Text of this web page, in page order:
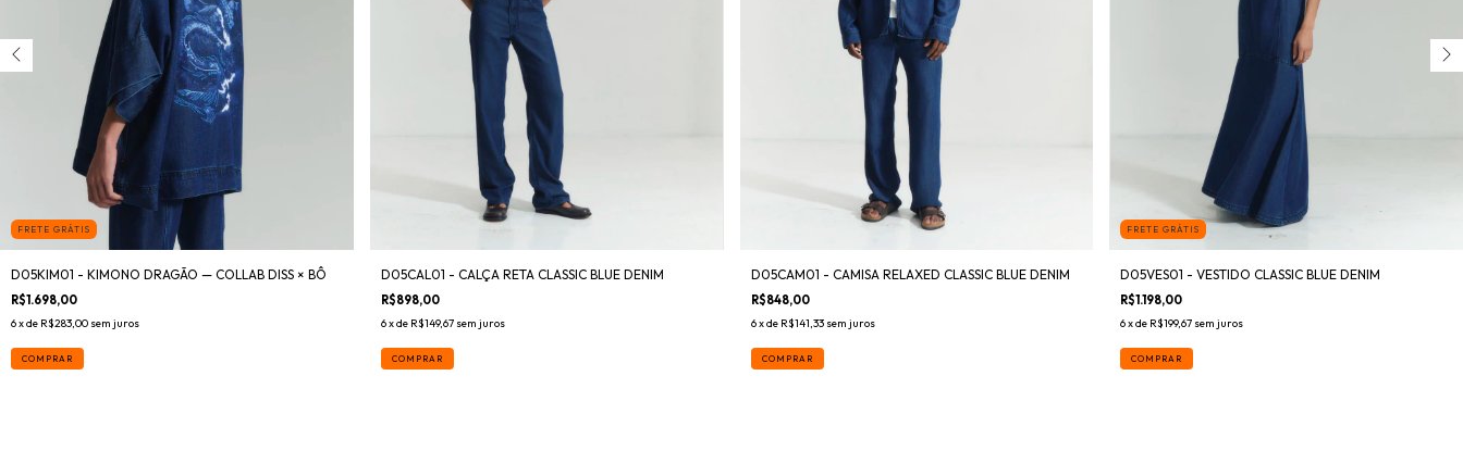
FRETE GRÁTIS
D05KIM01 - KIMONO DRAGÃO — COLLAB DISS × BÔ
R$1.698,00
6x de R$283,00 sem juros
COMPRAR
D05CAL01 - CALÇA RETA CLASSIC BLUE DENIM
R$898,00
6x de R$149,67 sem juros
COMPRAR
D05CAM01 - CAMISA RELAXED CLASSIC BLUE DENIM
R$848,00
6x de R$141,33 sem juros
COMPRAR
FRETE GRÁTIS
D05VES01 - VESTIDO CLASSIC BLUE DENIM
R$1.198,00
6x de R$199,67 sem juros
COMPRAR